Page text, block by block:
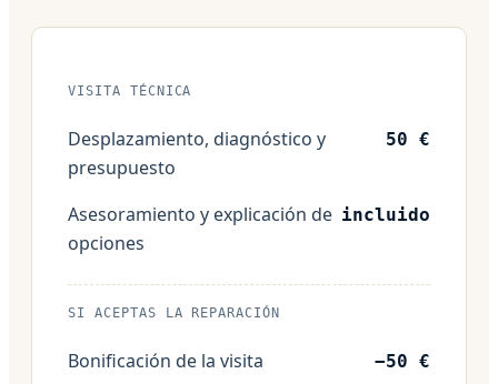
VISITA TÉCNICA
Desplazamiento, diagnóstico y
presupuesto
50 €
Asesoramiento y explicación de
opciones
incluido
SI ACEPTAS LA REPARACIÓN
Bonificación de la visita −50 €